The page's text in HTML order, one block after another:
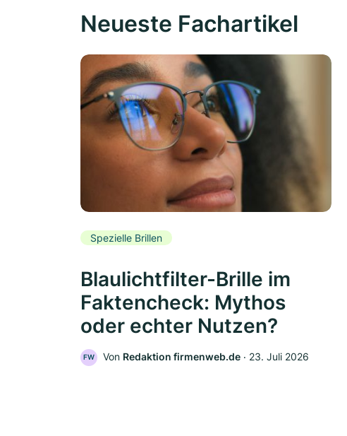
Neueste Fachartikel
Spezielle Brillen
Blaulichtfilter-Brille im
Faktencheck: Mythos
oder echter Nutzen?
FW Von Redaktion firmenweb.de ‧ 23. Juli 2026